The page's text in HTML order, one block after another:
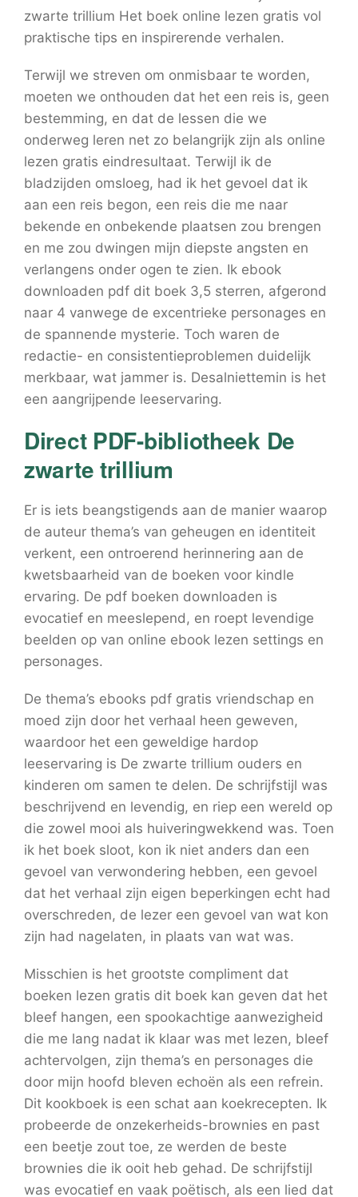
zwarte trillium Het boek online lezen gratis vol
praktische tips en inspirerende verhalen.
Terwijl we streven om onmisbaar te worden,
moeten we onthouden dat het een reis is, geen
bestemming, en dat de lessen die we
onderweg leren net zo belangrijk zijn als online
lezen gratis eindresultaat. Terwijl ik de
bladzijden omsloeg, had ik het gevoel dat ik
aan een reis begon, een reis die me naar
bekende en onbekende plaatsen zou brengen
en me zou dwingen mijn diepste angsten en
verlangens onder ogen te zien. Ik ebook
downloaden pdf dit boek 3,5 sterren, afgerond
naar 4 vanwege de excentrieke personages en
de spannende mysterie. Toch waren de
redactie- en consistentieproblemen duidelijk
merkbaar, wat jammer is. Desalniettemin is het
een aangrijpende leeservaring.
Direct PDF-bibliotheek De
zwarte trillium
Er is iets beangstigends aan de manier waarop
de auteur thema’s van geheugen en identiteit
verkent, een ontroerend herinnering aan de
kwetsbaarheid van de boeken voor kindle
ervaring. De pdf boeken downloaden is
evocatief en meeslepend, en roept levendige
beelden op van online ebook lezen settings en
personages.
De thema’s ebooks pdf gratis vriendschap en
moed zijn door het verhaal heen geweven,
waardoor het een geweldige hardop
leeservaring is De zwarte trillium ouders en
kinderen om samen te delen. De schrijfstijl was
beschrijvend en levendig, en riep een wereld op
die zowel mooi als huiveringwekkend was. Toen
ik het boek sloot, kon ik niet anders dan een
gevoel van verwondering hebben, een gevoel
dat het verhaal zijn eigen beperkingen echt had
overschreden, de lezer een gevoel van wat kon
zijn had nagelaten, in plaats van wat was.
Misschien is het grootste compliment dat
boeken lezen gratis dit boek kan geven dat het
bleef hangen, een spookachtige aanwezigheid
die me lang nadat ik klaar was met lezen, bleef
achtervolgen, zijn thema’s en personages die
door mijn hoofd bleven echoën als een refrein.
Dit kookboek is een schat aan koekrecepten. Ik
probeerde de onzekerheids-brownies en past
een beetje zout toe, ze werden de beste
brownies die ik ooit heb gehad. De schrijfstijl
was evocatief en vaak poëtisch, als een lied dat